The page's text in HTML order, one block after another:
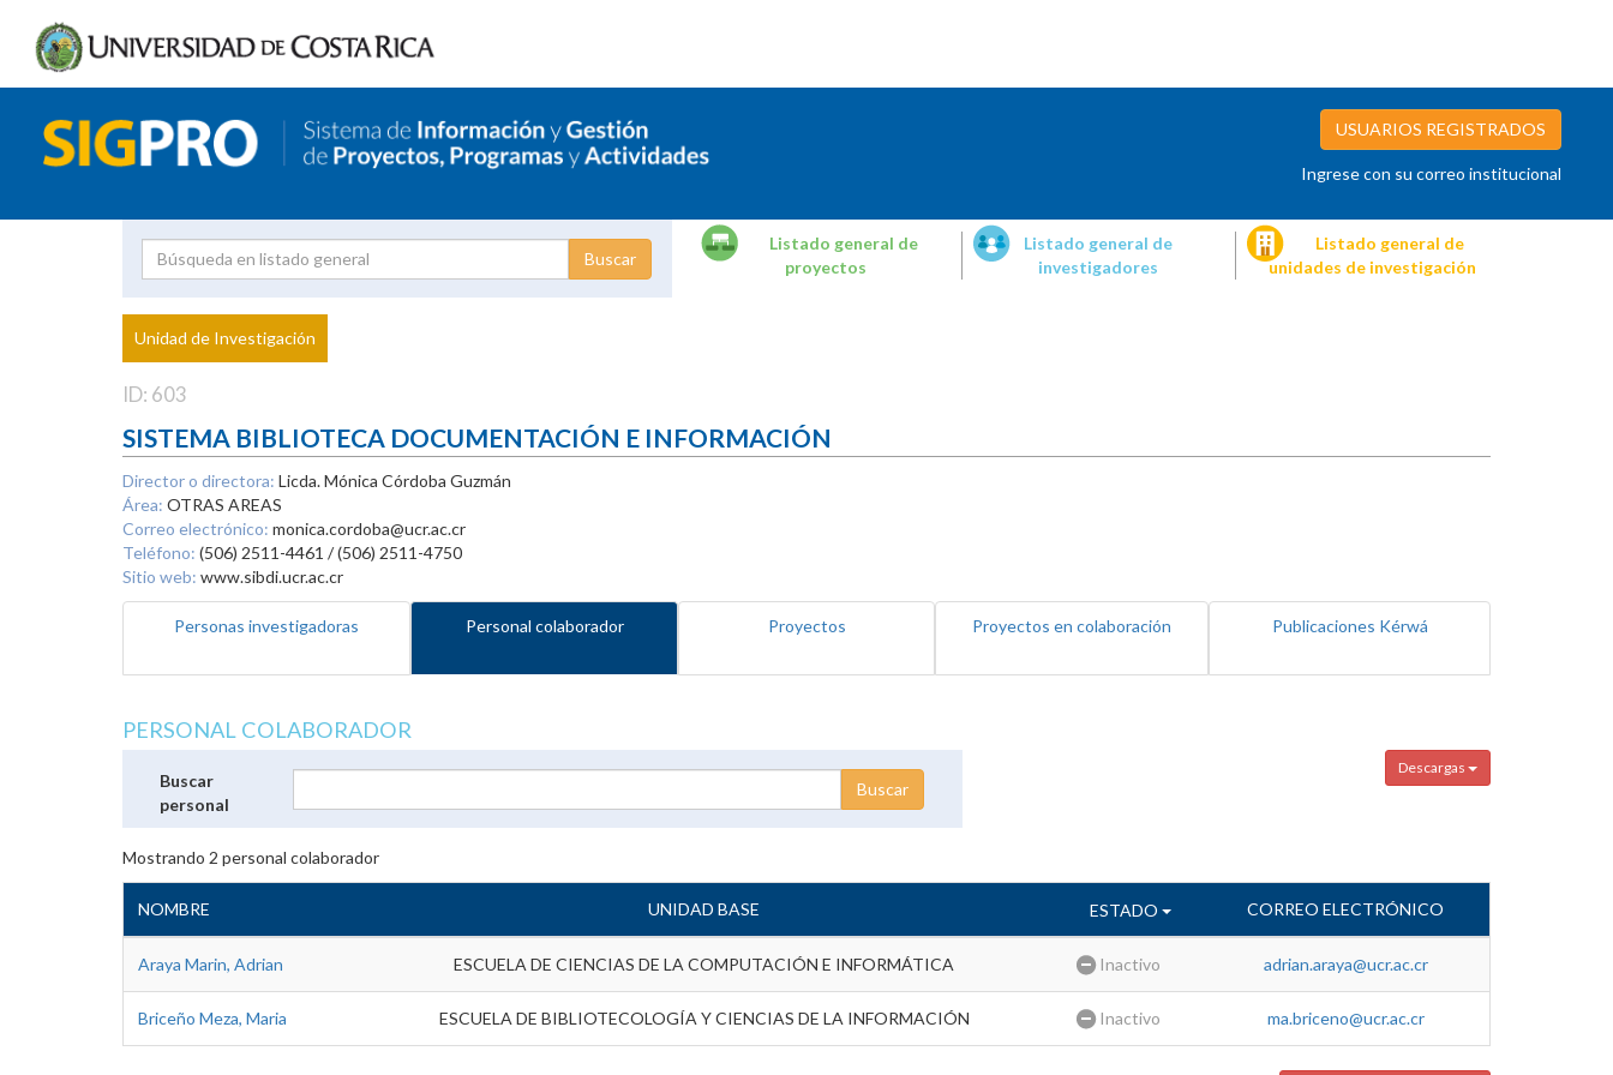
USUARIOS REGISTRADOS
Ingrese con su correo institucional
Proyecto
Investigador
Listado general de
proyectos
Listado general de
investigadores
Listado general de
unidades de investigación
Unidad de Investigación
ID: 603
SISTEMA BIBLIOTECA DOCUMENTACIÓN E INFORMACIÓN
Director o directora: Licda. Mónica Córdoba Guzmán
Área: OTRAS AREAS
Correo electrónico: monica.cordoba@ucr.ac.cr
Teléfono: (506) 2511-4461 / (506) 2511-4750
Sitio web: www.sibdi.ucr.ac.cr
Personas investigadoras Personal colaborador Proyectos Proyectos en colaboración Publicaciones Kérwá
PERSONAL COLABORADOR
Descargas
Buscar
personal
Mostrando 2 personal colaborador
NOMBRE UNIDAD BASE ESTADO CORREO ELECTRÓNICO
Araya Marin, Adrian ESCUELA DE CIENCIAS DE LA COMPUTACIÓN E INFORMÁTICA Inactivo adrian.araya@ucr.ac.cr
Briceño Meza, Maria ESCUELA DE BIBLIOTECOLOGÍA Y CIENCIAS DE LA INFORMACIÓN Inactivo ma.briceno@ucr.ac.cr